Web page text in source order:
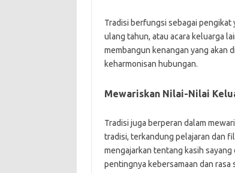
Tradisi berfungsi sebagai pengikat
ulang tahun, atau acara keluarga
membangun kenangan yang akan
keharmonisan hubungan.
Mewariskan Nilai-Nilai
Tradisi juga berperan dalam
tradisi, terkandung pelajaran dan
mengajarkan tentang kasih
pentingnya kebersamaan dan rasa